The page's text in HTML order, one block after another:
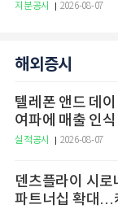
지분공시 2026-08-07
해외증시
텔레폰 앤드 데
여파에 매출 인
금 1억7000만달
실적공시 2026-08-07
덴츠플라이 시
파트너십 확대…